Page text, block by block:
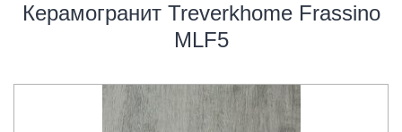
Керамогранит Treverkhome Frassino
MLF5